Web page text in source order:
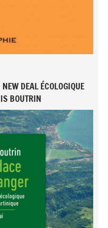
DEAL ÉCOLOGIQUE
BOUTRIN